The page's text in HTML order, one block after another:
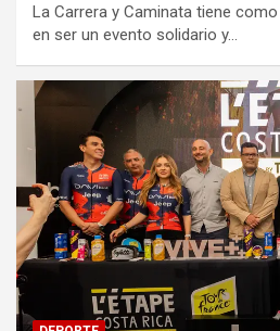
La Carrera y Caminata tiene
en ser un evento solidario y…